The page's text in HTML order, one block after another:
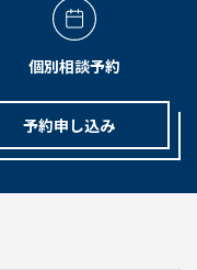
個別相談予約
予約申し込み